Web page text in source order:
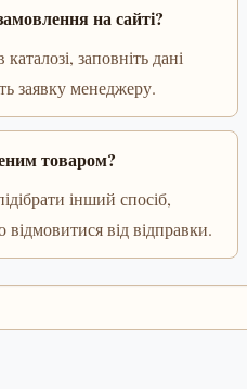
на сайті?
заповніть дані
заявку менеджеру.
товаром?
інший спосіб,
відмовитися від відправки.